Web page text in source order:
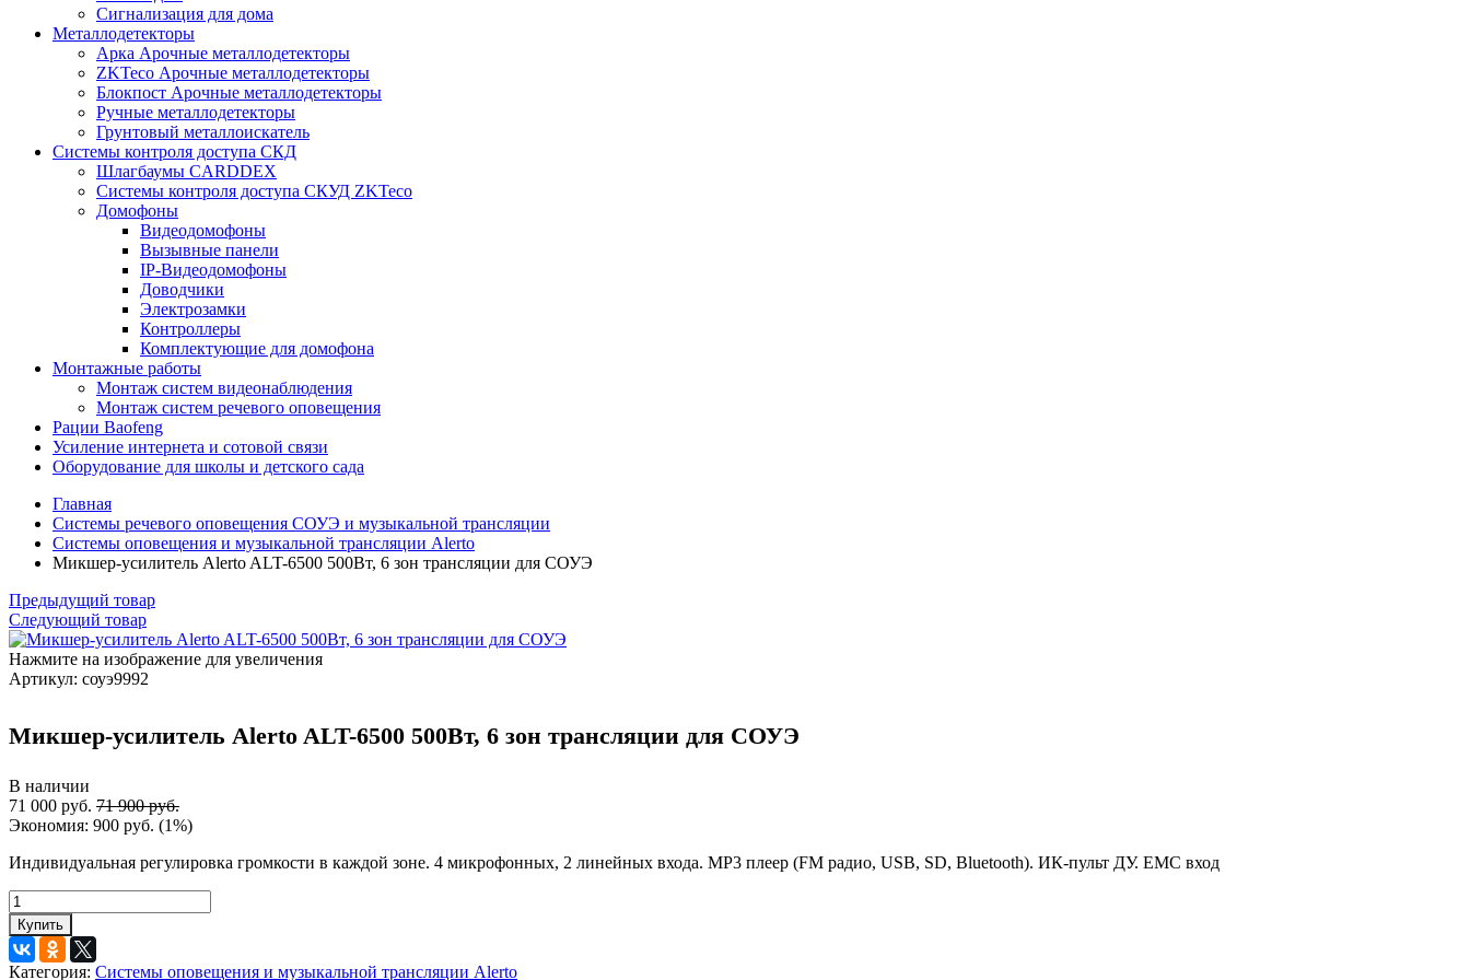
Сигнализация для дома
Металлодетекторы
Арка Арочные металлодетекторы
ZKTeco Арочные металлодетекторы
Блокпост Арочные металлодетекторы
Ручные металлодетекторы
Грунтовый металлоискатель
Системы контроля доступа СКД
Шлагбаумы CARDDEX
Системы контроля доступа СКУД ZKTeco
Домофоны
Видеодомофоны
Вызывные панели
IP-Видеодомофоны
Доводчики
Электрозамки
Контроллеры
Комплектующие для домофона
Монтажные работы
Монтаж систем видеонаблюдения
Монтаж систем речевого оповещения
Рации Baofeng
Усиление интернета и сотовой связи
Оборудование для школы и детского сада
Главная
Системы речевого оповещения СОУЭ и музыкальной трансляции
Системы оповещения и музыкальной трансляции Alerto
Микшер-усилитель Alerto ALT-6500 500Вт, 6 зон трансляции для СОУЭ
Предыдущий товар
Следующий товар
Нажмите на изображение для увеличения
Артикул: соуэ9992
Микшер-усилитель Alerto ALT-6500 500Вт, 6 зон трансляции для СОУЭ
В наличии
71 000 руб. 71 900 руб.
Экономия: 900 руб. (1%)
Индивидуальная регулировка громкости в каждой зоне. 4 микрофонных, 2 линейных входа. МР3 плеер (FM радио, USB, SD, Bluetooth). ИК-пульт ДУ. ЕМC вход
Купить
Категория: Системы оповещения и музыкальной трансляции Alerto